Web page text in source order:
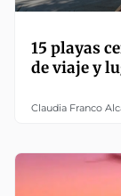
15 playas
de viaje y
Claudia Franco